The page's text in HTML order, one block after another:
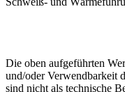
Die oben aufgeführten
und/oder Verwendbarkeit
sind nicht als technische